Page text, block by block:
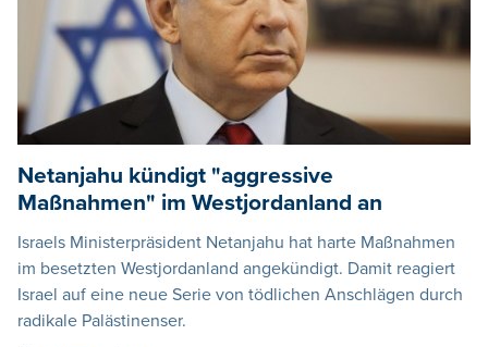
Netanjahu kündigt "aggressive
Maßnahmen" im Westjordanland an
Israels Ministerpräsident Netanjahu hat harte Maßnahmen
im besetzten Westjordanland angekündigt. Damit reagiert
Israel auf eine neue Serie von tödlichen Anschlägen durch
radikale Palästinenser.